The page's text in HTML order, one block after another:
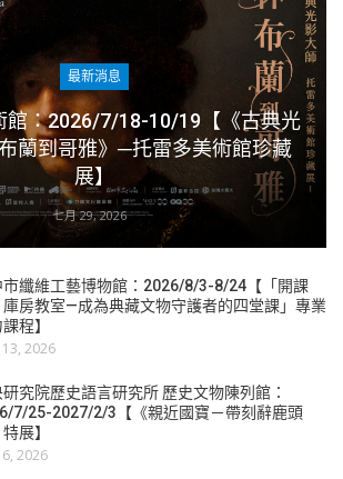
最新消息
館：2026/7/18-10/19【《古典光
蘭到哥雅》─托雷多美術館珍藏
展】
七月 29, 2026
市纖維工藝博物館：2026/8/3-8/24【「開課
庫房教室—成為典藏文物守護者的四堂課」專業
程】
13, 2026
研究院歷史語言研究所 歷史文物陳列館：
7/25-2027/2/3【《親近國寶－帶刻辭鹿頭
展】
6, 2026